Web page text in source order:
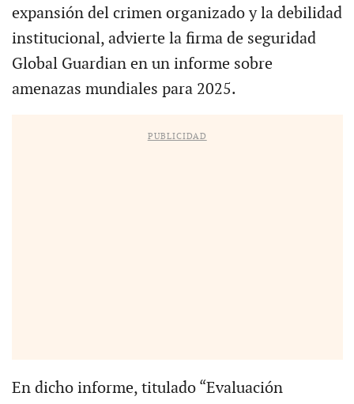
expansión del crimen organizado y la debilidad
institucional, advierte la firma de seguridad
Global Guardian en un informe sobre
amenazas mundiales para 2025.
PUBLICIDAD
En dicho informe, titulado “Evaluación